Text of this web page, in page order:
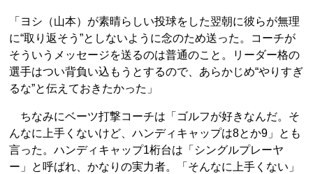
「ヨシ（山本）が素晴らしい投球をした翌朝に彼らが無理
に“取り返そう”としないように念のため送った。コーチが
そういうメッセージを送るのは普通のこと。リーダー格の
選手はつい背負い込もうとするので、あらかじめ“やりすぎ
るな”と伝えておきたかった」
ちなみにベーツ打撃コーチは「ゴルフが好きなんだ。そ
んなに上手くないけど、ハンディキャップは8とか9」とも
言った。ハンディキャップ1桁台は「シングルプレーヤ
ー」と呼ばれ、かなりの実力者。「そんなに上手くない」